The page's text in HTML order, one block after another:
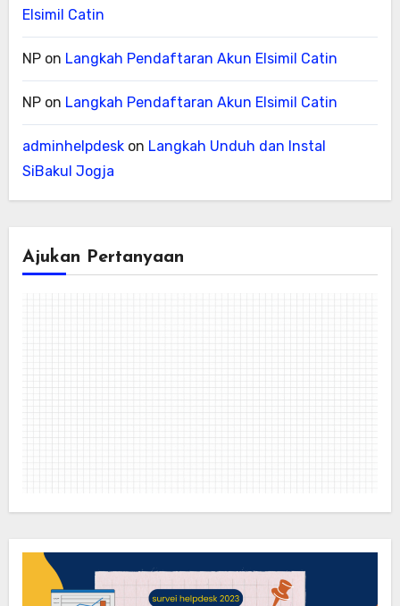
Elsimil Catin
NPon Langkah Pendaftaran Akun Elsimil Catin
NPon Langkah Pendaftaran Akun Elsimil Catin
adminhelpdeskon Langkah Unduh dan Instal
SiBakul Jogja
Ajukan Pertanyaan